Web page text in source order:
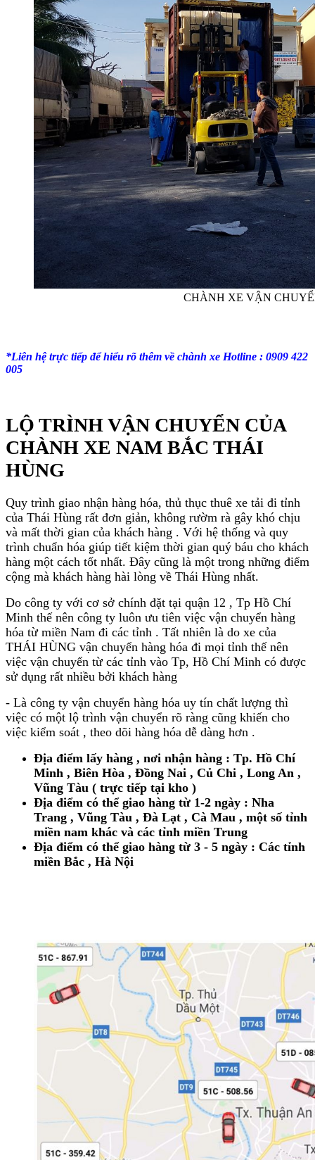
CHÀNH XE VẬN
*Liên hệ trực tiếp để hiểu rõ thêm về chành xe Hotline : 0909 422
005
LỘ TRÌNH VẬN CHUYỂN CỦA
CHÀNH XE NAM BẮC THÁI
HÙNG
Quy trình giao nhận hàng hóa, thủ thục thuê xe tải đi tỉnh
của Thái Hùng rất đơn giản, không rườm rà gây khó chịu
và mất thời gian của khách hàng . Với hệ thống và quy
trình chuẩn hóa giúp tiết kiệm thời gian quý báu cho khách
hàng một cách tốt nhất. Đây cũng là một trong những điểm
cộng mà khách hàng hài lòng về Thái Hùng nhất.
Do công ty với cơ sở chính đặt tại quận 12 , Tp Hồ Chí
Minh thế nên công ty luôn ưu tiên việc vận chuyển hàng
hóa từ miền Nam đi các tỉnh . Tất nhiên là do xe của
THÁI HÙNG vận chuyển hàng hóa đi mọi tỉnh thế nên
việc vận chuyển từ các tỉnh vào Tp, Hồ Chí Minh có được
sử dụng rất nhiều bởi khách hàng
- Là công ty vận chuyển hàng hóa uy tín chất lượng thì
việc có một lộ trình vận chuyển rõ ràng cũng khiến cho
việc kiểm soát , theo dõi hàng hóa dễ dàng hơn .
Địa điểm lấy hàng , nơi nhận hàng : Tp. Hồ Chí
Minh , Biên Hòa , Đồng Nai , Củ Chi , Long An ,
Vũng Tàu ( trực tiếp tại kho )
Địa điểm có thể giao hàng từ 1-2 ngày : Nha
Trang , Vũng Tàu , Đà Lạt , Cà Mau , một số tỉnh
miền nam khác và các tỉnh miền Trung
Địa điểm có thể giao hàng từ 3 - 5 ngày : Các tỉnh
miền Bắc , Hà Nội